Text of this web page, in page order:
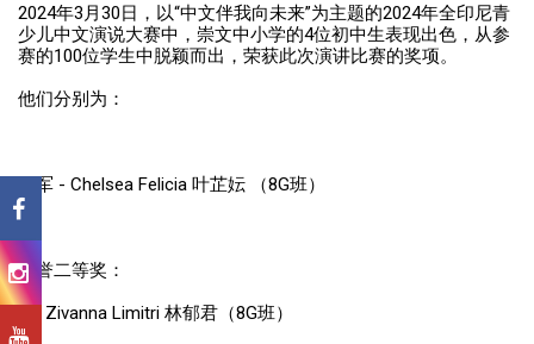
2024年3月30日，以“中文伴我向未来”为主题的2024年全印尼青
少儿中文演说大赛中，崇文中小学的4位初中生表现出色，从参
赛的100位学生中脱颖而出，荣获此次演讲比赛的奖项。
他们分别为：
亚军 - Chelsea Felicia 叶芷妘 （8G班）
荣誉二等奖：
1、Zivanna Limitri 林郁君（8G班）